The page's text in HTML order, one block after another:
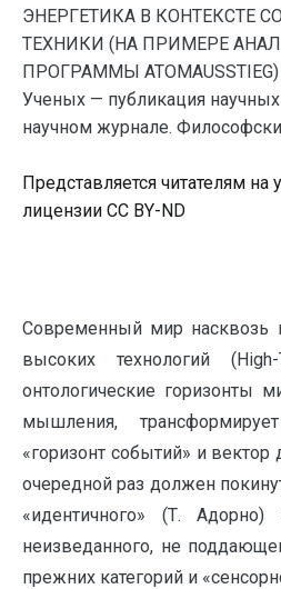
ЭНЕРГЕТИКА В КОНТЕКСТЕ
ТЕХНИКИ (НА ПРИМЕРЕ
ПРОГРАММЫ
Ученых — публикация
научном журнале.
Представляется читателям на
лицензии CC BY-ND
Современный мир насквозь
высоких технологий
онтологические горизонты
мышления,
«горизонт событий» и
очередной раз должен
«идентичного» (Т.
неизведанного, не
прежних категорий и